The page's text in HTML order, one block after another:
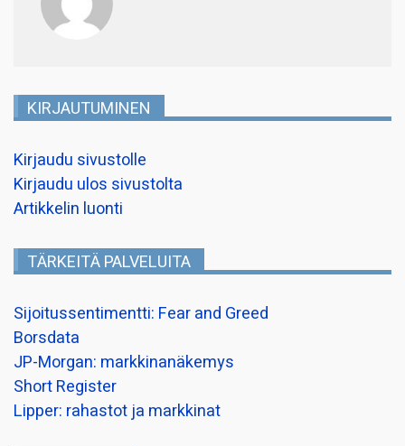
KIRJAUTUMINEN
Kirjaudu sivustolle
Kirjaudu ulos sivustolta
Artikkelin luonti
TÄRKEITÄ PALVELUITA
Sijoitussentimentti: Fear and Greed
Borsdata
JP-Morgan: markkinanäkemys
Short Register
Lipper: rahastot ja markkinat